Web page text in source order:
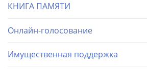
КНИГА ПАМЯТИ
Онлайн-голосование
Имущественная поддержка